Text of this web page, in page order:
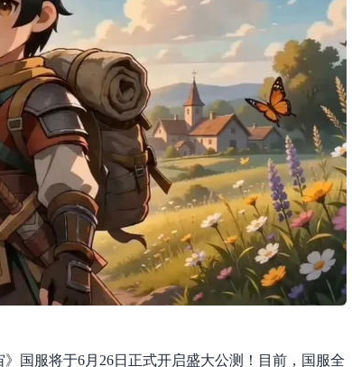
国服将于6月26日正式开启盛大公测！目前，国服全